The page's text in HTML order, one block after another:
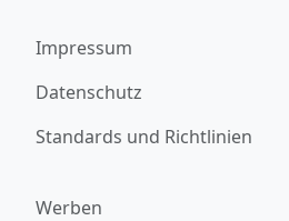
Impressum
Datenschutz
Standards und Richtlinien
Werben